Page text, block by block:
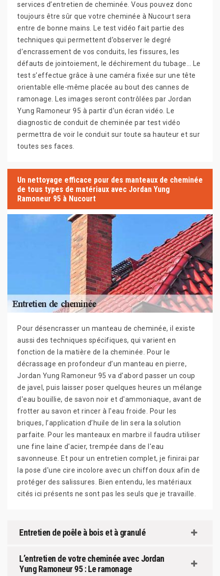
services d’entretien de cheminée. Vous pouvez donc
toujours être sûr que votre cheminée à Nucourt sera
entre de bonne mains. Le test vidéo fait partie des
techniques qui permettent d’observer le degré
d’encrassement de vos conduits, les fissures, les
défauts de jointoiement, le déchirement du tubage… Le
test s’effectue grâce à une caméra fixée sur une tête
orientable elle-même placée au bout des cannes de
ramonage. Les images seront contrôlées par Jordan
Yung Ramoneur 95 à partir d’un écran vidéo. Le
diagnostic de conduit de cheminée par test vidéo
permettra de voir le conduit sur toute sa hauteur et sur
toutes ses faces.
Un nettoyage efficace pour des manteaux de cheminée
de tous types de matériaux avec Jordan Yung
Ramoneur 95 à Nucourt
Pour désencrasser un manteau de cheminée, il existe
aussi des techniques spécifiques, qui varient en
fonction de la matière de la cheminée. Pour le
décrassage en profondeur d’un manteau en pierre,
Jordan Yung Ramoneur 95 va d'abord passer un coup
de javel, puis laisser poser quelques heures un mélange
d'eau bouillie, de savon noir et d'ammoniaque, avant de
frotter au savon et rincer à l'eau froide. Pour les
briques, l’application d’huile de lin sera la solution
parfaite. Pour les manteaux en marbre il faudra utiliser
une fine laine d'acier, trempée dans de l'eau
savonneuse. Et pour un entretien complet, je finirai par
la pose d'une cire incolore avec un chiffon doux afin de
protéger des salissures. Bien entendu, les matériaux
cités ici présents ne sont pas les seuls que je travaille.
Entretien de poêle à bois et à granulé
L’entretien de votre cheminée avec Jordan
Yung Ramoneur 95 : Le ramonage